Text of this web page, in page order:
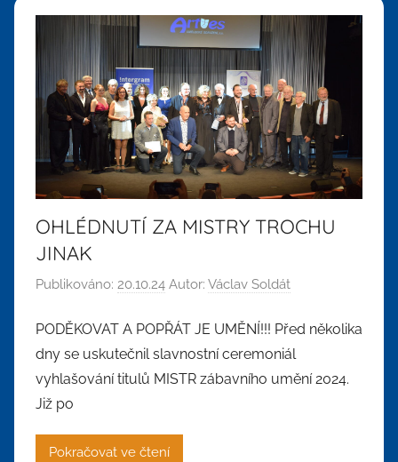
OHLÉDNUTÍ ZA MISTRY TROCHU
JINAK
Publikováno: 20.10.24 Autor: Václav Soldát
PODĚKOVAT A POPŘÁT JE UMĚNÍ!!! Před několika
dny se uskutečnil slavnostní ceremoniál
vyhlašování titulů MISTR zábavního umění 2024.
Již po
Pokračovat ve čtení